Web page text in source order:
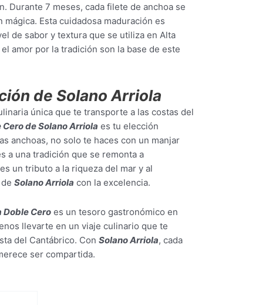
Durante 7 meses, cada filete de anchoa se
Esta cuidadosa maduración es
de sabor y textura que se utiliza en Alta
amor por la tradición son la base de este
de Solano Arriola
única que te transporte a las costas del
de Solano Arriola es tu elección
anchoas, no solo te haces con un manjar
a una tradición que se remonta a
un tributo a la riqueza del mar y al
Solano Arriola con la excelencia.
Doble Cero es un tesoro gastronómico en
llevarte en un viaje culinario que te
del Cantábrico. Con Solano Arriola, cada
ser compartida.